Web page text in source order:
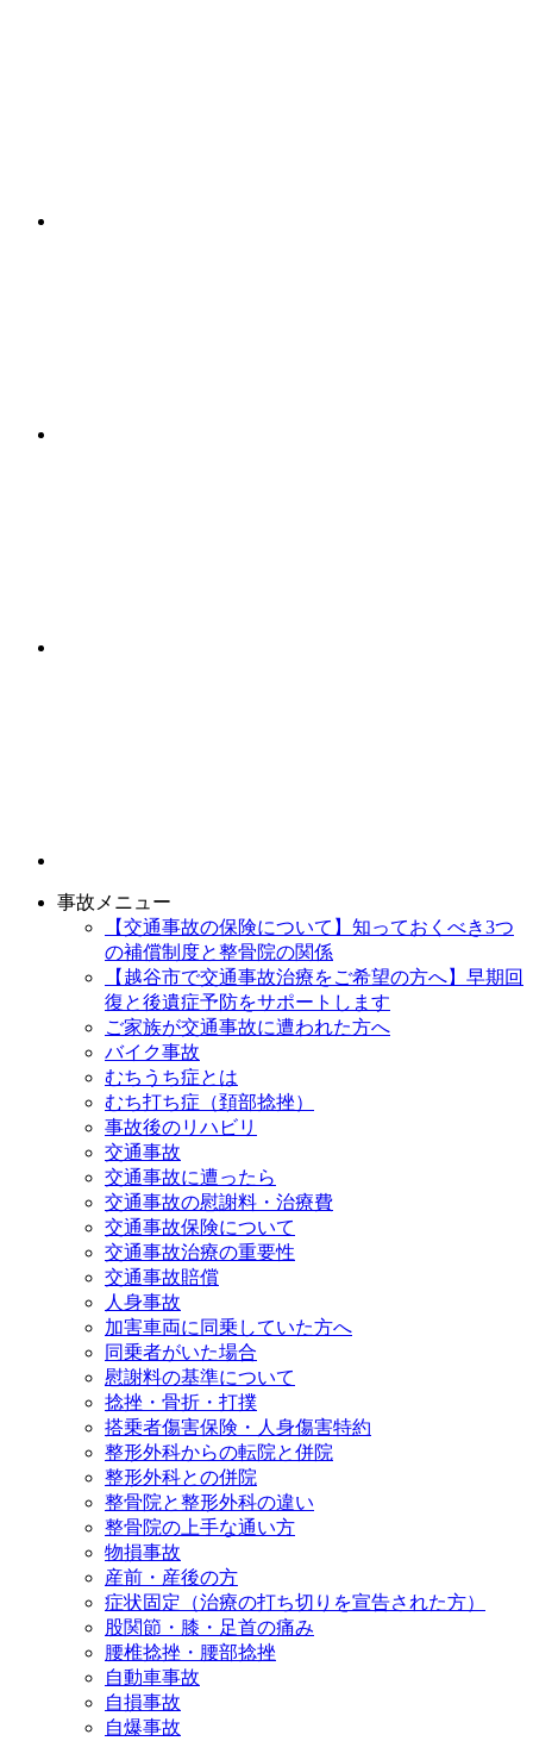
事故メニュー
【交通事故の保険について】知っておくべき3つ
の補償制度と整骨院の関係
【越谷市で交通事故治療をご希望の方へ】早期回
復と後遺症予防をサポートします
ご家族が交通事故に遭われた方へ
バイク事故
むちうち症とは
むち打ち症（頚部捻挫）
事故後のリハビリ
交通事故
交通事故に遭ったら
交通事故の慰謝料・治療費
交通事故保険について
交通事故治療の重要性
交通事故賠償
人身事故
加害車両に同乗していた方へ
同乗者がいた場合
慰謝料の基準について
捻挫・骨折・打撲
搭乗者傷害保険・人身傷害特約
整形外科からの転院と併院
整形外科との併院
整骨院と整形外科の違い
整骨院の上手な通い方
物損事故
産前・産後の方
症状固定（治療の打ち切りを宣告された方）
股関節・膝・足首の痛み
腰椎捻挫・腰部捻挫
自動車事故
自損事故
自爆事故